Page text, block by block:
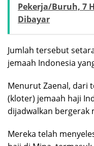
Pekerja/Buruh, 7
Dibayar
Jumlah tersebut
jemaah Indonesia
Menurut Zaenal, dari
(kloter) jemaah haji
dijadwalkan bergerak
Mereka telah